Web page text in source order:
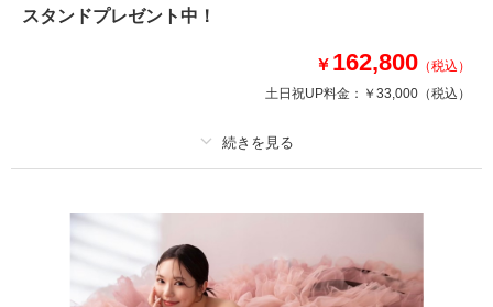
スタンドプレゼント中！
￥ 162,800 （税込）
土日祝UP料金： ￥33,000 （税込）
撮影料
アルバム データ 140 カット 台紙付写真